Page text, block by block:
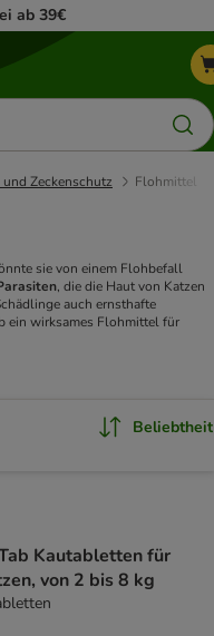
ab 39€
Zeckenschutz Flohmittel
sie von einem Flohbefall
, die die Haut von Katzen
auch ernsthafte
ein wirksames Flohmittel für
Beliebtheit
Kautabletten für
von 2 bis 8 kg